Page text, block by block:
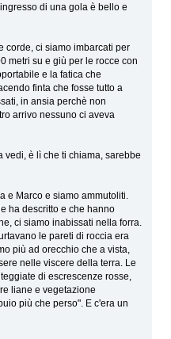
di una gola è bello e
corde, ci siamo imbarcati per
metri su e giù per le rocce con
e la fatica che
finta che fosse tutto a
in ansia perchè non
arrivo nessuno ci aveva
vedi, è lì che ti chiama, sarebbe
e Marco e siamo ammutoliti.
ha descritto e che hanno
ci siamo inabissati nella forra.
le pareti di roccia era
più ad orecchio che a vista,
nelle viscere della terra. Le
di escrescenze rosse,
liane e vegetazione
più che perso". E c'era un